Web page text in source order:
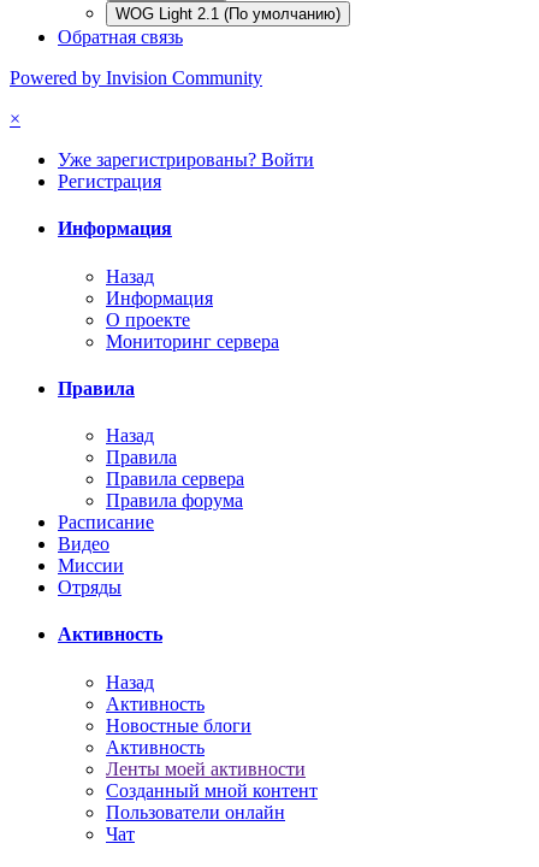
WOG Light 2.1 (По умолчанию)
Обратная связь
Powered by Invision Community
×
Уже зарегистрированы? Войти
Регистрация
Информация
Назад
Информация
О проекте
Мониторинг сервера
Правила
Назад
Правила
Правила сервера
Правила форума
Расписание
Видео
Миссии
Отряды
Активность
Назад
Активность
Новостные блоги
Активность
Ленты моей активности
Созданный мной контент
Пользователи онлайн
Чат